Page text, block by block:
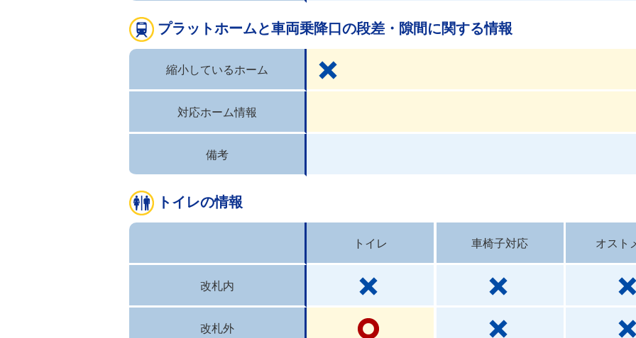
プラットホームと車両乗降口の段差・隙間に関する情報
縮小しているホーム
対応ホーム情報
備考
トイレの情報
改札内
改札外
トイレ 車椅子対応 オスト